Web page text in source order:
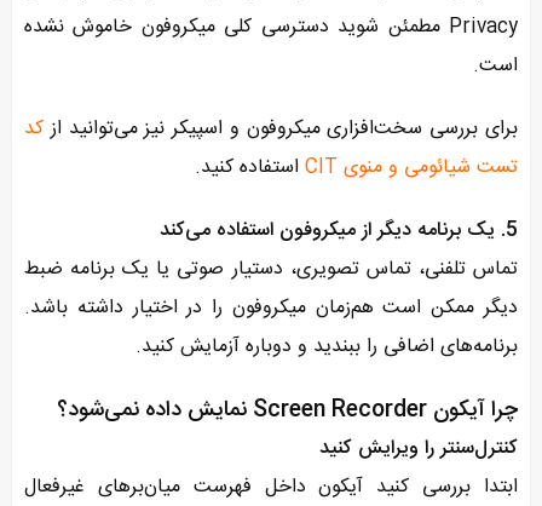
Privacy مطمئن شوید دسترسی کلی میکروفون خاموش نشده
است.
برای بررسی سخت‌افزاری میکروفون و اسپیکر نیز می‌توانید ازکد
تست شیائومی و منوی CIT
استفاده کنید.
5. یک برنامه دیگر از میکروفون استفاده می‌کند
تماس تلفنی، تماس تصویری، دستیار صوتی یا یک برنامه ضبط
دیگر ممکن است هم‌زمان میکروفون را در اختیار داشته باشد.
برنامه‌های اضافی را ببندید و دوباره آزمایش کنید.
چرا آیکون Screen Recorder نمایش داده نمی‌شود؟
کنترل‌سنتر را ویرایش کنید
ابتدا بررسی کنید آیکون داخل فهرست میان‌برهای غیرفعال